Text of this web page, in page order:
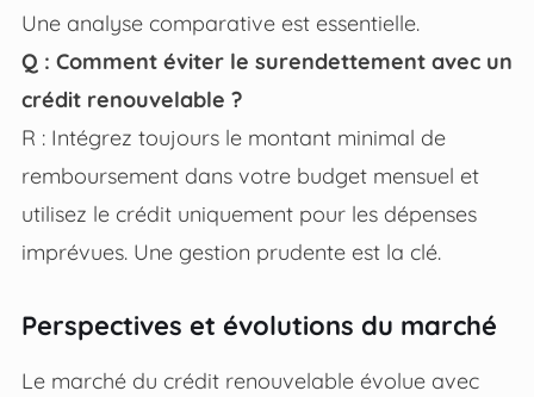
Une analyse comparative est essentielle.
Q : Comment éviter le surendettement avec un
crédit renouvelable ?
R : Intégrez toujours le montant minimal de
remboursement dans votre budget mensuel et
utilisez le crédit uniquement pour les dépenses
imprévues. Une gestion prudente est la clé.
Perspectives et évolutions du marché
Le marché du crédit renouvelable évolue avec